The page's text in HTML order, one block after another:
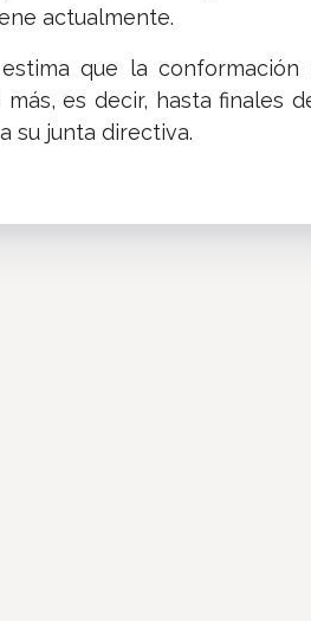
actualmente.
que la
más, es decir, hasta finales
su junta directiva.